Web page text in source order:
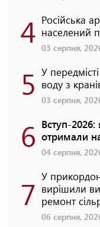
4 Російська
населений
03 серпня,
5 У
воду з
03 серпня,
6 Вступ-2026:
отримали
04 серпня,
7 У
вирішили
ремонт
06 серпня,